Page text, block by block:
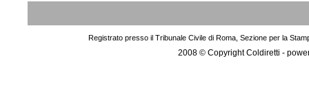
Registrato presso il Tribunale Civile di Roma, Sezione per la
2008 © Copyright Coldiretti -